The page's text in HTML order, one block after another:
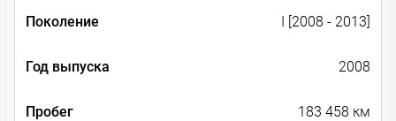
Поколение I [2008 - 2013]
Год выпуска 2008
Пробег 183 458 км